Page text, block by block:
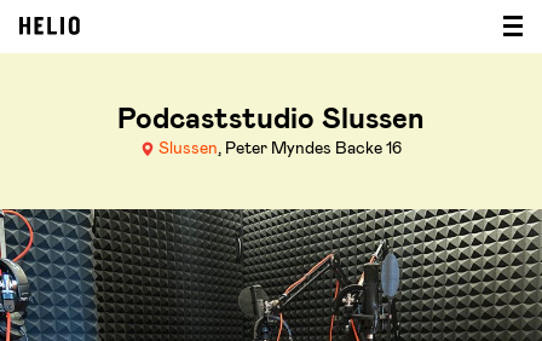
Podcaststudio Slussen
Slussen, Peter Myndes Backe 16